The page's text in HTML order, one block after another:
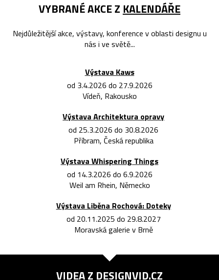
VYBRANÉ AKCE Z KALENDÁŘE
Nejdůležitější akce, výstavy, konference v oblasti designu u
nás i ve světě...
Výstava Kaws
od 3.4.2026 do 27.9.2026
Vídeň, Rakousko
Výstava Architektura opravy
od 25.3.2026 do 30.8.2026
Příbram, Česká republika
Výstava Whispering Things
od 14.3.2026 do 6.9.2026
Weil am Rhein, Německo
Výstava Liběna Rochová: Doteky
od 20.11.2025 do 29.8.2027
Moravská galerie v Brně
VIDEA Z DESIGNVID.CZ